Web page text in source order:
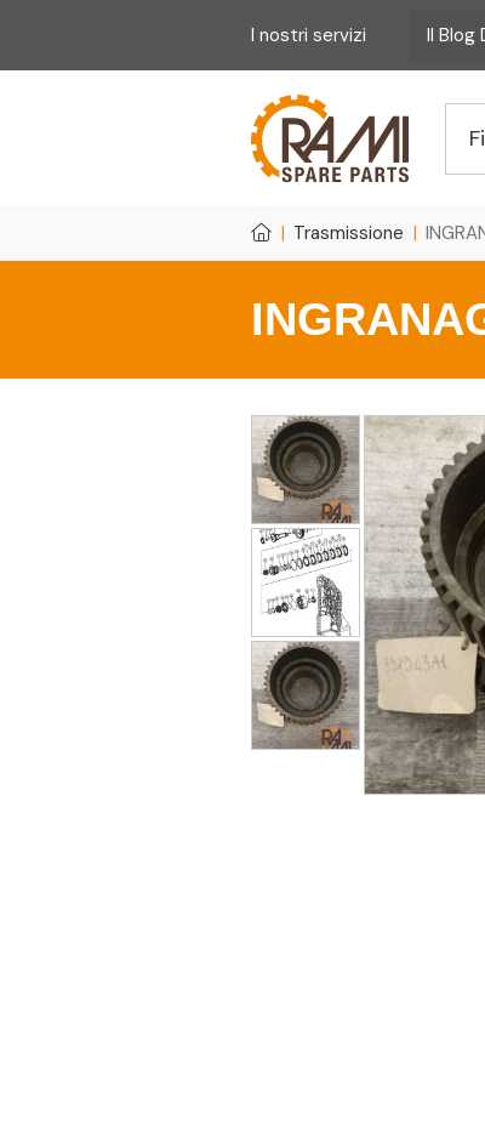
I nostri servizi Il Blog
Trasmissione